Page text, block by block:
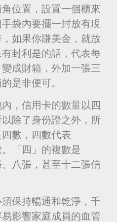
位置，設置一個櫃來
袋內要擺一封放有現
如果你賺美金，就放
封利是的話，代表每
成財箱，外加一張三
是非便可。
，信用卡的數量以四
除了身份證之外，所
數，四數代表
。「四」的複數是
、八張，甚至十二張信
保持暢通和乾淨，千
影響家庭成員的血管